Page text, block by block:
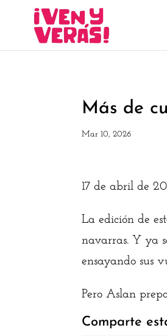
Más de
Mar 10, 2026
17 de abril de
La edición de
navarras. Y ya
ensayando sus
Pero Aslan
Comparte